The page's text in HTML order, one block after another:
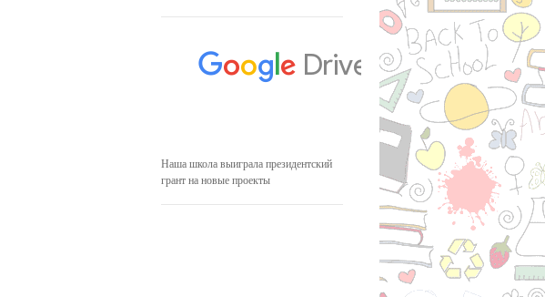
Наша школа выиграла президентский
грант на новые проекты